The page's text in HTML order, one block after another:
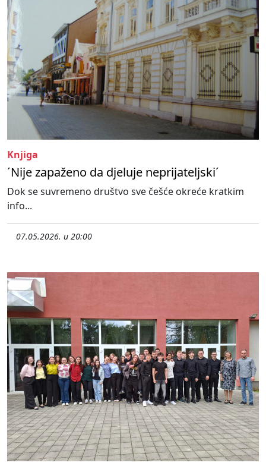
Knjiga
´Nije zapaženo da djeluje neprijateljski´
Dok se suvremeno društvo sve češće okreće kratkim
info...
07.05.2026. u 20:00